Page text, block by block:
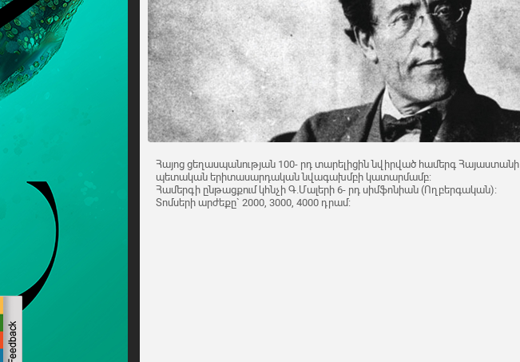
Հայոց ցեղասպանության 100- րդ տարելիցին նվիրված համերգ Հայաստանի
պետական երիտասարդական նվագախմբի կատարմամբ:
Համերգի ընթացքում կհնչի Գ.Մալերի 6- րդ սիմֆոնիան (Ողբերգական):
Տոմսերի արժեքը` 2000, 3000, 4000 դրամ: